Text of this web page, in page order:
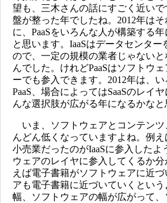
望も、三木さんの話にすごく近いで
盤が整った年でしたね。2012年は
に、PaaSをいろんな人が構築する
と思います。IaaSはデータセンタ
ので、一定の規模の業者じゃない
んでした。けれどPaaSはソフトウ
ーでも参入できます。2012年は、い
PaaS、場合によってはSaaSのレイ
んな選択肢が広がる年になるかなと
いま、ソフトウェアとコンテンツ
んどん低くなっていますよね。例
小売業だったのがIaaSに参入したよ
ウェアのレイヤに参入してくるか
えば電子書籍がソフトウェアに近
アも電子書籍に近づいていくとい
幅、ソフトウェアの幅が広がって